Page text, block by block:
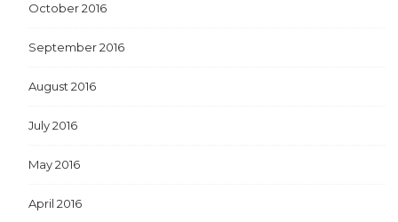
October 2016
September 2016
August 2016
July 2016
May 2016
April 2016